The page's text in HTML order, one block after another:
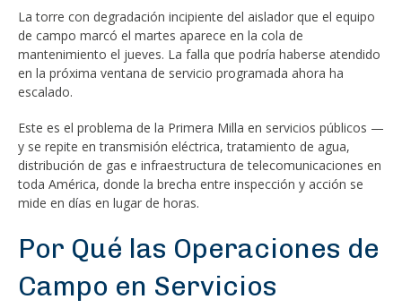
La torre con degradación incipiente del aislador que el equipo
de campo marcó el martes aparece en la cola de
mantenimiento el jueves. La falla que podría haberse atendido
en la próxima ventana de servicio programada ahora ha
escalado.
Este es el problema de la Primera Milla en servicios públicos —
y se repite en transmisión eléctrica, tratamiento de agua,
distribución de gas e infraestructura de telecomunicaciones en
toda América, donde la brecha entre inspección y acción se
mide en días en lugar de horas.
Por Qué las Operaciones de
Campo en Servicios